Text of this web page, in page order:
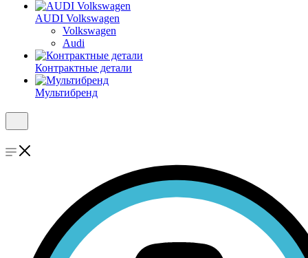
AUDI Volkswagen
Volkswagen
Audi
Контрактные детали
Мультибренд